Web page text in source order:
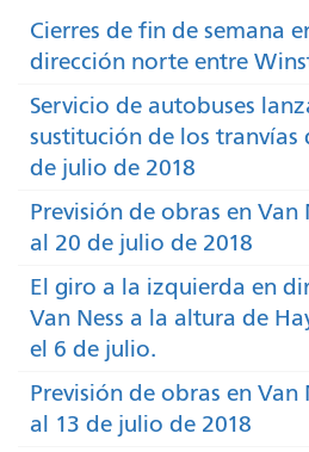
Cierres de fin de semana
dirección norte entre
Servicio de autobuses
sustitución de los tranvías
de julio de 2018
Previsión de obras en Van
al 20 de julio de 2018
El giro a la izquierda en
Van Ness a la altura de
el 6 de julio.
Previsión de obras en Van
al 13 de julio de 2018